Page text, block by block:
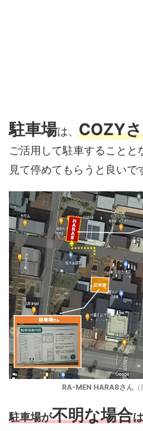
駐車場は、 COZY
ご活用して駐車することと
見て停めてもらうと良いで
RA-MEN HARA8さん
駐車場が不明な場合